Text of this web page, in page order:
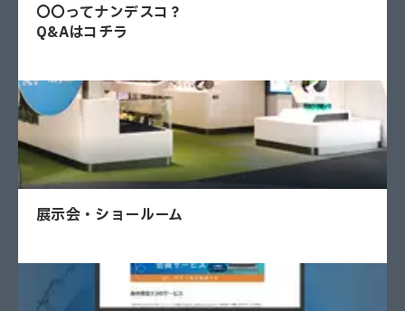
〇〇ってナンデスコ？
Q&Aはコチラ
展示会・ショールーム